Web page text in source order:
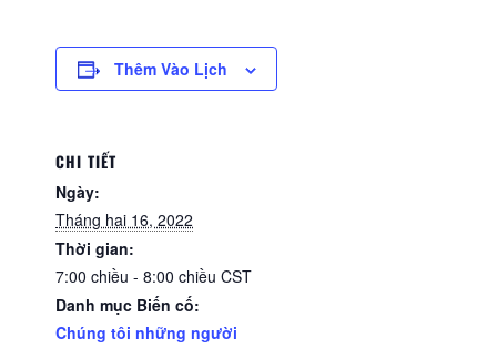
Thêm Vào Lịch
CHI TIẾT
Ngày:
Tháng hai 16, 2022
Thời gian:
7:00 chiều - 8:00 chiều CST
Danh mục Biến cố:
Chúng tôi những người